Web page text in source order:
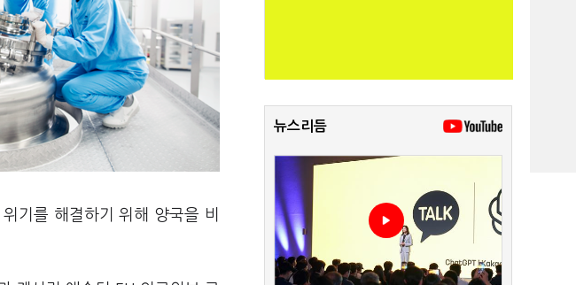
기를 해결하기 위해 양국을 비
뉴스리듬